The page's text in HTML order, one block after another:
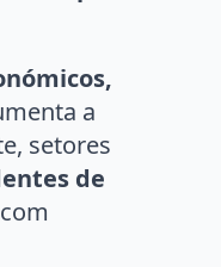
a
setores
de